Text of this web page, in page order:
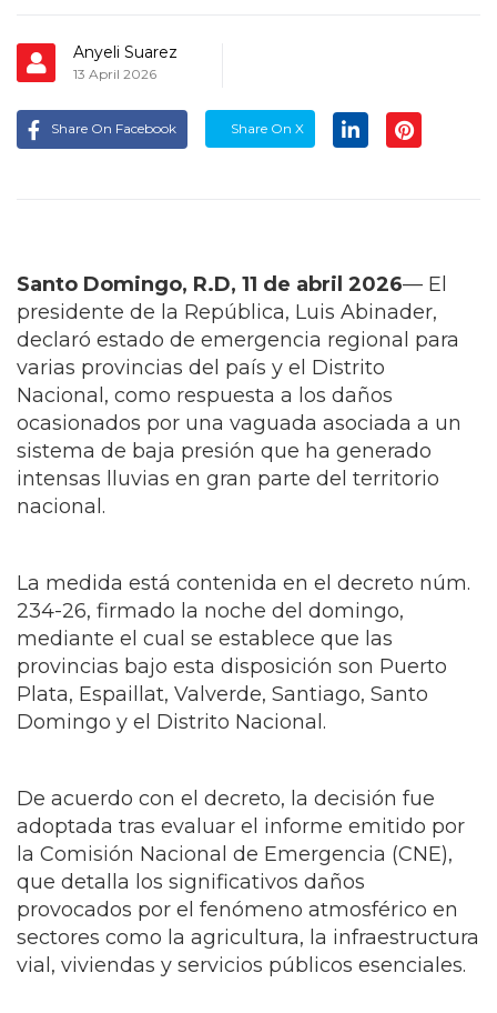
Anyeli Suarez
13 April 2026
Share On Facebook Share On X
Santo Domingo, R.D, 11 de abril 2026— El
presidente de la República, Luis Abinader,
declaró estado de emergencia regional para
varias provincias del país y el Distrito
Nacional, como respuesta a los daños
ocasionados por una vaguada asociada a un
sistema de baja presión que ha generado
intensas lluvias en gran parte del territorio
nacional.
La medida está contenida en el decreto núm.
234-26, firmado la noche del domingo,
mediante el cual se establece que las
provincias bajo esta disposición son Puerto
Plata, Espaillat, Valverde, Santiago, Santo
Domingo y el Distrito Nacional.
De acuerdo con el decreto, la decisión fue
adoptada tras evaluar el informe emitido por
la Comisión Nacional de Emergencia (CNE),
que detalla los significativos daños
provocados por el fenómeno atmosférico en
sectores como la agricultura, la infraestructura
vial, viviendas y servicios públicos esenciales.